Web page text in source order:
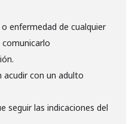
enfermedad de cualquier
acudir con un adulto
seguir las indicaciones del